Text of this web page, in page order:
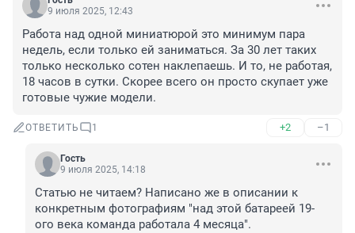
9 июля 2025, 12:43
Работа над одной миниатюрой это минимум пара
недель, если только ей заниматься. За 30 лет таких
только несколько сотен наклепаешь. И то, не работая,
18 часов в сутки. Скорее всего он просто скупает уже
готовые чужие модели.
ОТВЕТИТЬ 1 +2 –1
Гость
9 июля 2025, 14:18
Статью не читаем? Написано же в описании к
конкретным фотографиям "над этой батареей 19-
ого века команда работала 4 месяца".